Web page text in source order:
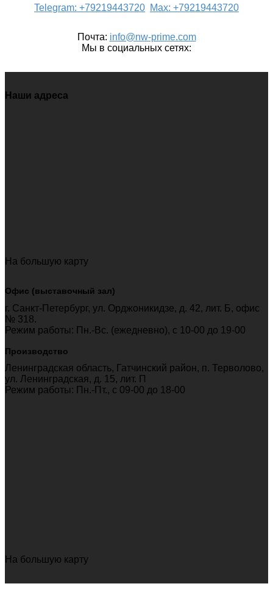
Telegram: +79219443720 Max: +79219443720
Почта: info@nw-prime.com
Мы в социальных сетях:
Наши адреса
На большую карту
Офис (выставочный зал)
г. Санкт-Петербург, ул. Орджоникидзе, д. 42, лит. Б, офис
№ 318.
Режим работы: Пн.-Вс. (ежедневно), с 10-00 до 19-00
Производство
Ленинградская область, Гатчинский район, п. Терволово,
ул. Ленинградская, д. 15, лит. П
Режим работы: Пн.-Пт., c 09-00 до 18-00
На большую карту